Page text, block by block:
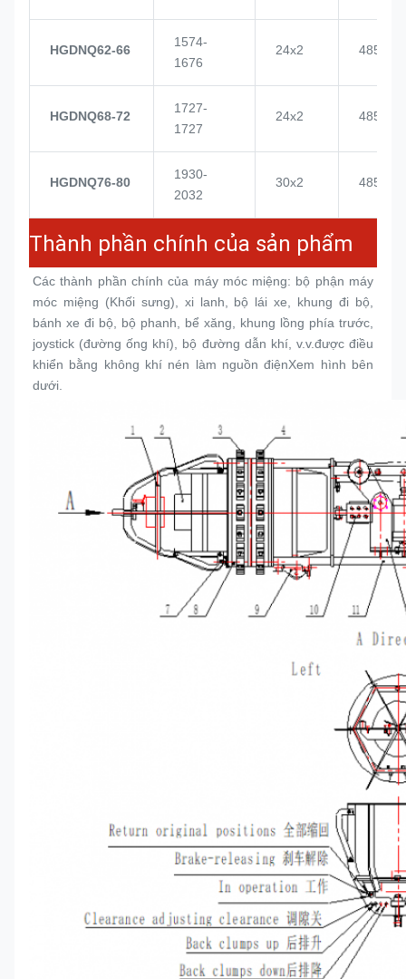
HGDNQ62-66
1574-
1676
24x2 4855
HGDNQ68-72
1727-
1727
24x2 4855
HGDNQ76-80
1930-
2032
30x2 4855
Thành phần chính của sản phẩm
Các thành phần chính của máy móc miệng: bộ phận máy
móc miệng (Khối sưng), xi lanh, bộ lái xe, khung đi bộ,
bánh xe đi bộ, bộ phanh, bể xăng, khung lồng phía trước,
joystick (đường ống khí), bộ đường dẫn khí, v.v.được điều
khiển bằng không khí nén làm nguồn điệnXem hình bên
dưới.